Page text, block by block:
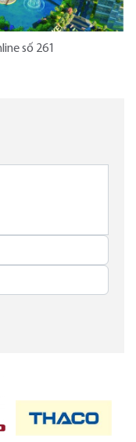
số 261